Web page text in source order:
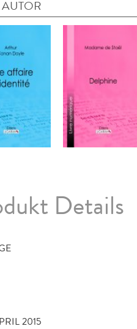
Details
2015